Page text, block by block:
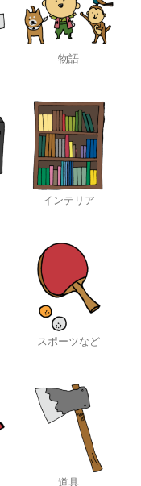
物語
インテリア
スポーツなど
道具